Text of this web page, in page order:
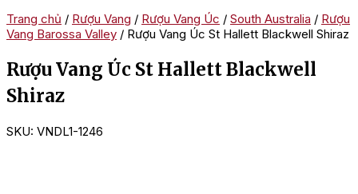
Trang chủ / Rượu Vang / Rượu Vang Úc / South Australia / Rượu
Vang Barossa Valley / Rượu Vang Úc St Hallett Blackwell Shiraz
Rượu Vang Úc St Hallett Blackwell
Shiraz
SKU: VNDL1-1246